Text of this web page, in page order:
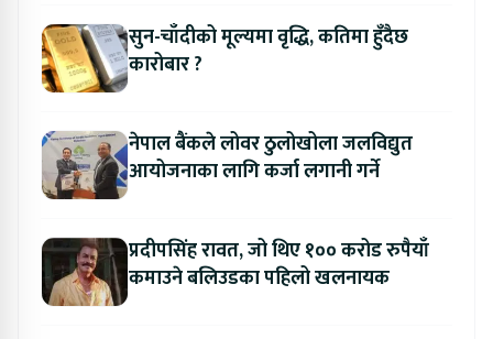
सुन-चाँदीको मूल्यमा वृद्धि, कतिमा हुँदैछ
कारोबार ?
नेपाल बैंकले लोवर ठुलोखोला जलविद्युत
आयोजनाका लागि कर्जा लगानी गर्ने
प्रदीपसिंह रावत, जो थिए १०० करोड रुपैयाँ
कमाउने बलिउडका पहिलो खलनायक